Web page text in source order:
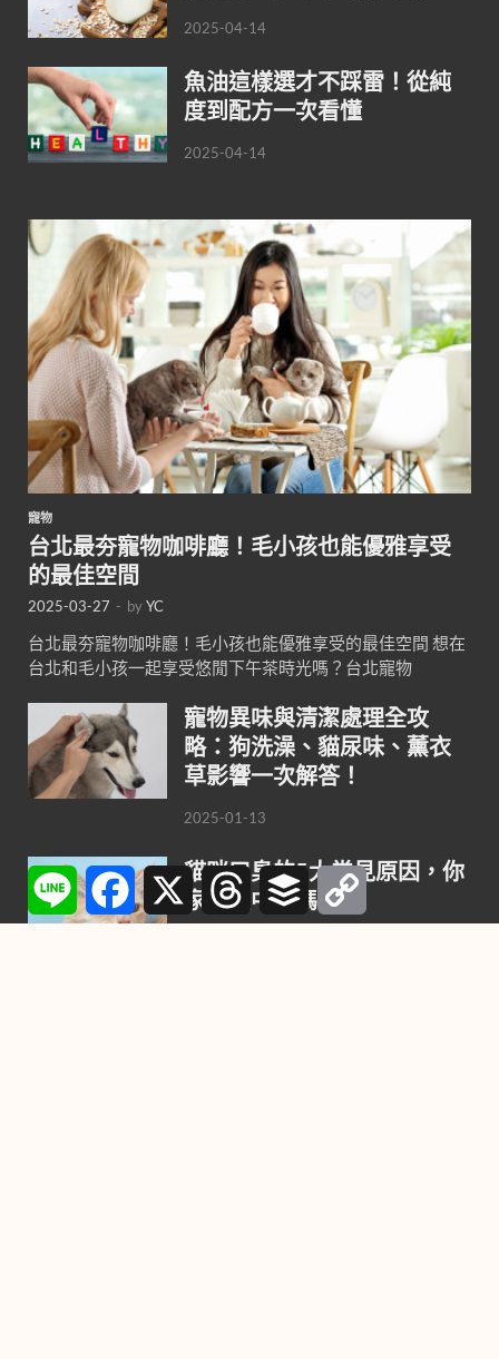
2025-04-14
魚油這樣選才不踩雷！從純
度到配方一次看懂
2025-04-14
寵物
台北最夯寵物咖啡廳！毛小孩也能優雅享受
的最佳空間
2025-03-27 - byYC
台北最夯寵物咖啡廳！毛小孩也能優雅享受的最佳空間 想在
台北和毛小孩一起享受悠閒下午茶時光嗎？台北寵物
寵物異味與清潔處理全攻
略：狗洗澡、貓尿味、薰衣
草影響一次解答！
2025-01-13
貓咪口臭的5大常見原因，你
家貓咪中了嗎？
Line Facebook
X ThreadsBuffer Copy